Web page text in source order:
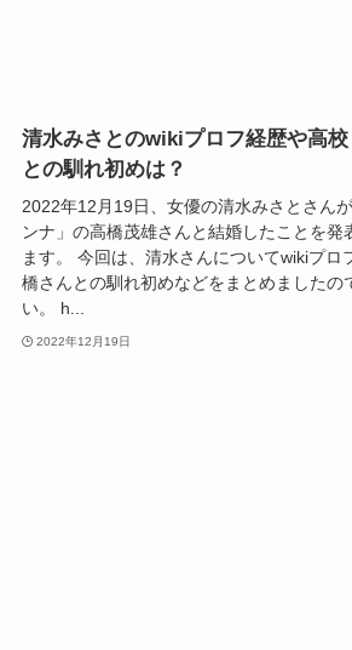
清水みさとのwikiプロフ経歴や高
との馴れ初めは？
2022年12月19日、女優の清水みさとさん
ンナ」の高橋茂雄さんと結婚したことを発
ます。 今回は、清水さんについてwikiプロ
橋さんとの馴れ初めなどをまとめましたの
い。 h...
2022年12月19日